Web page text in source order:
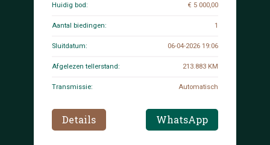
Huidig bod: € 5 000,00
Aantal biedingen: 1
Sluitdatum: 06-04-2026 19:06
Afgelezen tellerstand: 213.883 KM
Transmissie: Automatisch
Details WhatsApp